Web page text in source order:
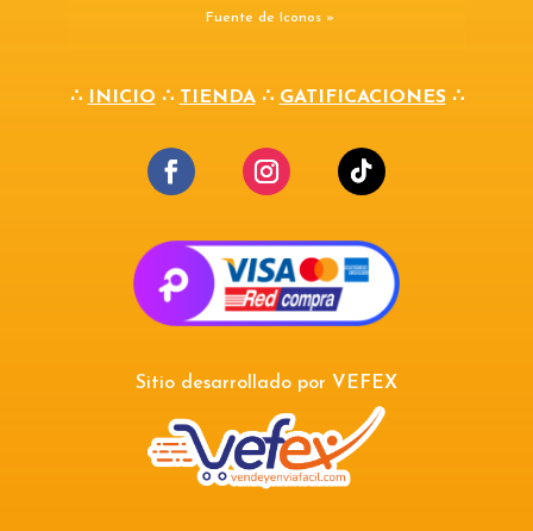
Fuente de Iconos »
∴ INICIO ∴ TIENDA∴ GATIFICACIONES∴
Sitio desarrollado por VEFEX